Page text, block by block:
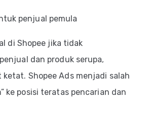
di Shopee jika tidak
dan produk serupa,
Shopee Ads menjadi salah
ke posisi teratas pencarian dan